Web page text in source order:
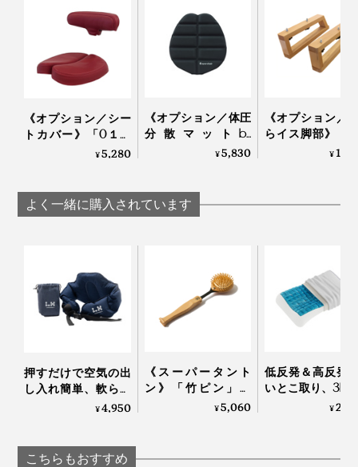
日本人による、日本人のための『アーユル・チェアー』
で、カラダを本来あるべき状態に戻しましょう。
「坐骨で座る」感覚をキープするため、座面は自転車の
また、20名以上の医師・専門家がドクターズチェアーと
して使用し、「健康イス」として推奨しています。
その他160ヶ所を超えるクリニックや治療院でも『アー
2007年にグッドデザイン賞、2018年には健康医療アワ
ードを受賞しています。
あなたの毎日にも、『アーユル・チェアー』を取り入れ
イスとしては少々お値段が張りますが、腰痛がひどくな
るたびに、マッサージや整体・鍼に通い、湿布を貼って
薬を飲むことを思えば、むしろコスパは高いと思いま
す。
場合、初日は15分でギブアップ。毎日座り続けるうち、
１週間後には1時間座り続けられるようになりました。
り、「1時間座る」「立ち上がってカラダを動かす」を
《オプション／シー
トカバー》「0１」
「オクトパス」専用
アー
¥5,280
《オプション／体圧
分散マットby
SORBO》坐骨座りを
ユル・チェアー
¥5,830
《オプション／
らイス脚部》「
ィカルシート」
¥
よく一緒に購入されています
押すだけで空気の出
し入れ簡単、軟らか
さ自在な「腰エアク
¥4,950
《スーパータント
ン》「竹ピン」と
「しなり」で、心地
¥5,060
低反発＆高反発
いとこ取り、3D
ルキューブの「
¥
こちらもおすすめ